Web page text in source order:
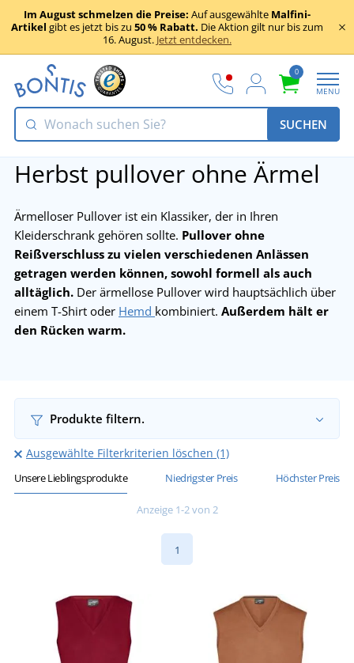
Im August schmelzen die Preise: Auf ausgewählte Malfini-
Artikel gibt es jetzt bis zu 50 % Rabatt. Die Aktion gilt nur bis zum
16. August. Jetzt entdecken.
0
MENU
SUCHEN
Herbst pullover ohne Ärmel
Ärmelloser Pullover ist ein Klassiker, der in Ihren
Kleiderschrank gehören sollte. Pullover ohne
Reißverschluss zu vielen verschiedenen Anlässen
getragen werden können, sowohl formell als auch
alltäglich. Der ärmellose Pullover wird hauptsächlich über
einem T-Shirt oder Hemd kombiniert. Außerdem hält er
den Rücken warm.
Produkte filtern.
Ausgewählte Filterkriterien löschen (1)
Unsere Lieblingsprodukte Niedrigster Preis Höchster Preis
Anzeige 1-2 von 2
1